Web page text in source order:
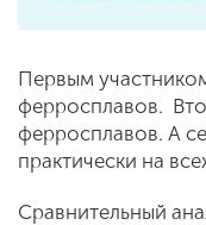
Первым
ферросплавов.
ферросплавов. А
практически на
Сравнительный